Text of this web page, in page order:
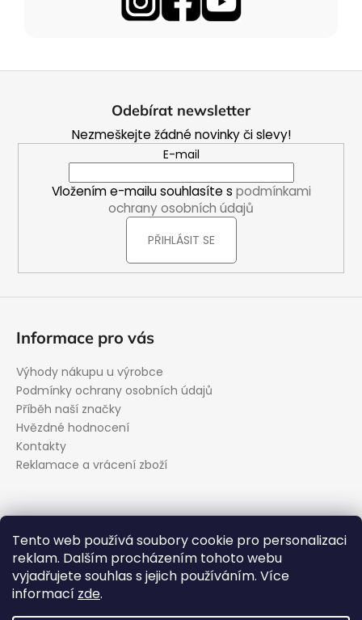
Tento web používá soubory cookie pro personalizaci
reklam. Dalším procházením tohoto webu
vyjadřujete souhlas s jejich používáním. Více
informací zde.
Odebírat newsletter
Nezmeškejte žádné novinky či slevy!
E-mail
Vložením e-mailu souhlasíte s podmínkami
ochrany osobních údajů
PŘIHLÁSIT SE
Informace pro vás
Výhody nákupu u výrobce
Podmínky ochrany osobních údajů
Příběh naší značky
Hvězdné hodnocení
Kontakty
Reklamace a vrácení zboží
podpora@evolveo.cz
Facebook
evolveo_cz
YouTube